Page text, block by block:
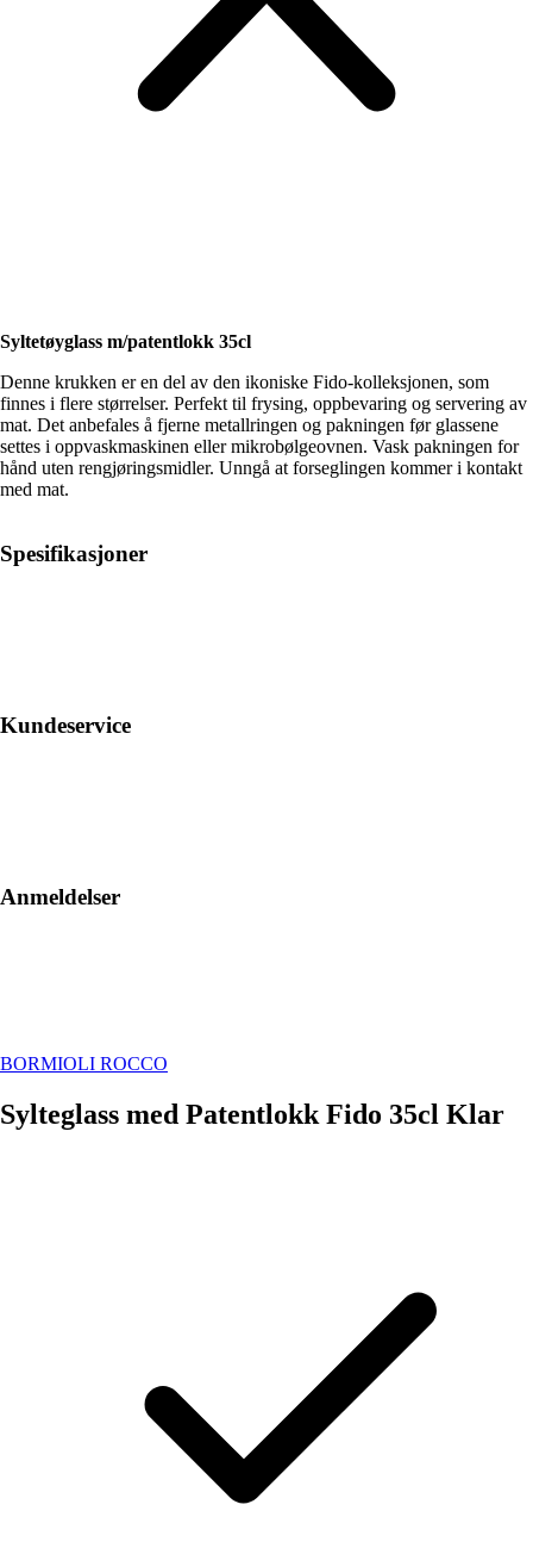
Syltetøyglass m/patentlokk 35cl
Denne krukken er en del av den ikoniske Fido-kolleksjonen, som
finnes i flere størrelser. Perfekt til frysing, oppbevaring og servering av
mat. Det anbefales å fjerne metallringen og pakningen før glassene
settes i oppvaskmaskinen eller mikrobølgeovnen. Vask pakningen for
hånd uten rengjøringsmidler. Unngå at forseglingen kommer i kontakt
med mat.
Spesifikasjoner
Kundeservice
Anmeldelser
BORMIOLI ROCCO
Sylteglass med Patentlokk Fido 35cl Klar